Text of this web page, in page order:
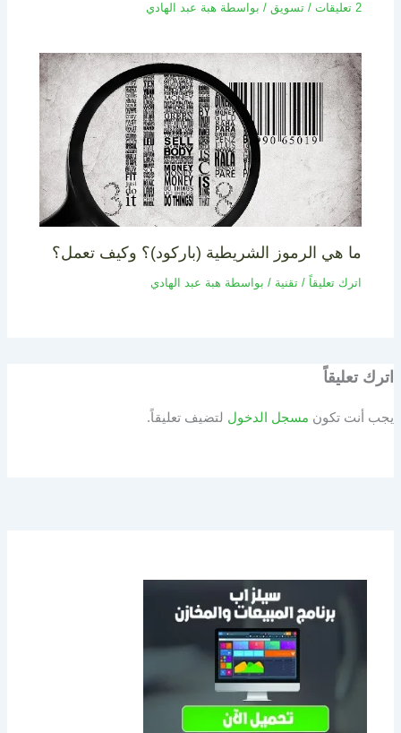
2 تعليقات /تسويق / بواسطة هبة عبد الهادي
ما هي الرموز الشريطية (باركود)؟ وكيف تعمل؟
اترك تعليقاً /تقنية / بواسطة هبة عبد الهادي
اترك تعليقاً
يجب أنت تكون مسجل الدخول لتضيف تعليقاً.